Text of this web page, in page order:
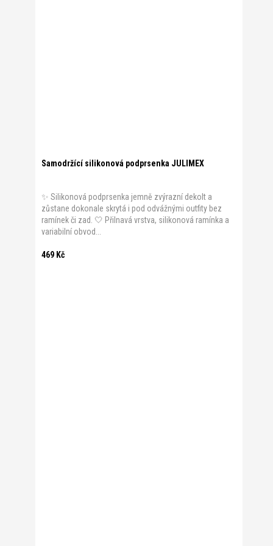
Samodržící silikonová podprsenka JULIMEX
469 Kč
✨ Silikonová podprsenka jemně zvýrazní dekolt a
zůstane dokonale skrytá i pod odvážnými outfity bez
ramínek či zad. 🤍 Přilnavá vrstva, silikonová ramínka a
variabilní obvod...